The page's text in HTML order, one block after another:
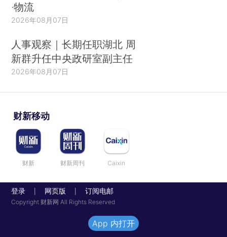
·物流
2026年08月07日
人事观察｜长期任职湖北 周
新群升任中央政研室副主任
2026年08月07日
财新移动
财新 财新周刊 Caixin
登录 网页版 订阅电邮
Copyright 财新网 All Rights Reserved
App 内打开